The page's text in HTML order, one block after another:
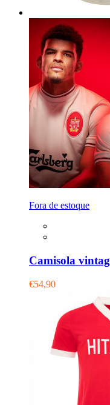
Fora de estoque
Camisola
€54,90